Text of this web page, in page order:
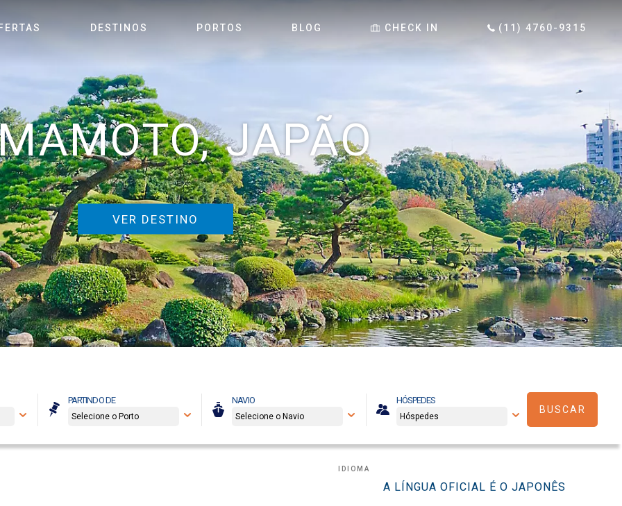
DESTINOS PORTOS BLOG CHECK IN (11) 4760-9315
JAPÃO
VER DESTINO
PARTINDO DE NAVIO HÓSPEDES
BUSCAR
IDIOMA
A LÍNGUA OFICIAL É O JAPONÊS